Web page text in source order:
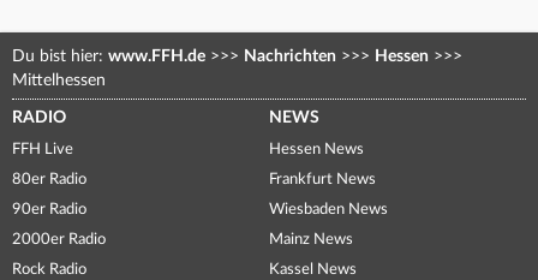
Du bist hier: www.FFH.de >>> Nachrichten >>> Hessen >>>
Mittelhessen
RADIO
FFH Live
80er Radio
90er Radio
2000er Radio
Rock Radio
NEWS
Hessen News
Frankfurt News
Wiesbaden News
Mainz News
Kassel News